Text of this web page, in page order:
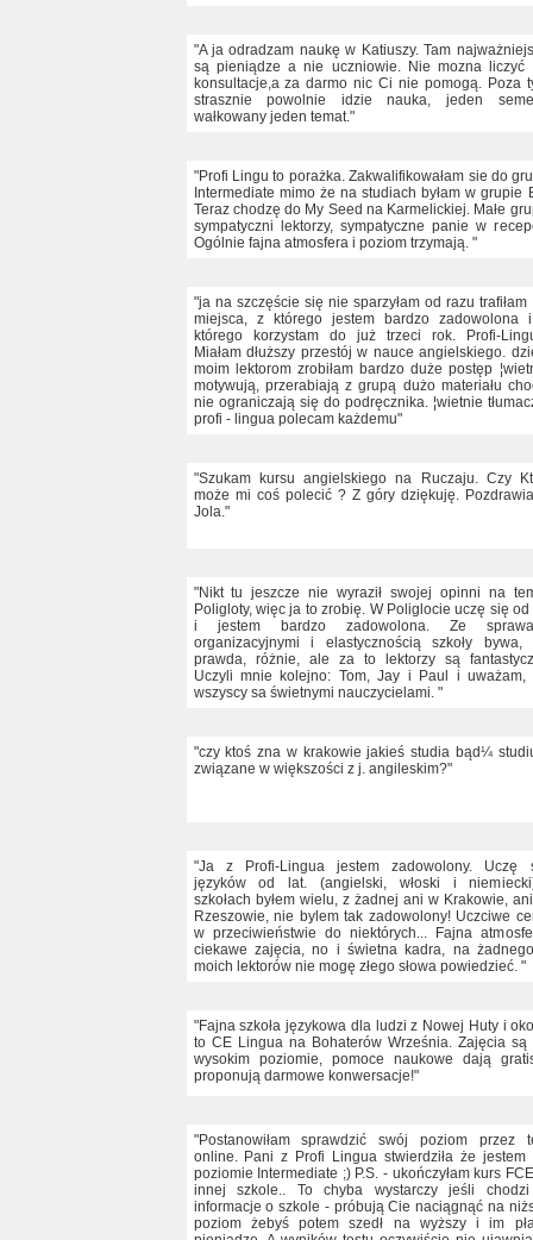
"A ja odradzam naukę w Katiuszy. Tam
są pieniądze a nie uczniowie. Nie mozna liczyć
konsultacje,a za darmo nic Ci nie pomogą. Poza
strasznie powolnie idzie nauka, jeden
wałkowany jeden temat."
"Profi Lingu to porażka. Zakwalifikowałam sie do
Intermediate mimo że na studiach byłam w grupie
Teraz chodzę do My Seed na Karmelickiej. Małe
sympatyczni lektorzy, sympatyczne panie w
Ogólnie fajna atmosfera i poziom trzymają. "
"ja na szczęście się nie sparzyłam od razu trafiłam
miejsca, z którego jestem bardzo zadowolona
którego korzystam do już trzeci rok. Profi-
Miałam dłuższy przestój w nauce angielskiego.
moim lektorom zrobiłam bardzo duże postęp
motywują, przerabiają z grupą dużo materiału
nie ograniczają się do podręcznika. ¦wietnie
profi - lingua polecam każdemu"
"Szukam kursu angielskiego na Ruczaju. Czy
może mi coś polecić ? Z góry dziękuję.
Jola."
"Nikt tu jeszcze nie wyraził swojej opinni na
Poligloty, więc ja to zrobię. W Poliglocie uczę się od
i jestem bardzo zadowolona. Ze
organizacyjnymi i elastycznością szkoły bywa,
prawda, różnie, ale za to lektorzy są
Uczyli mnie kolejno: Tom, Jay i Paul i uważam,
wszyscy sa świetnymi nauczycielami. "
"czy ktoś zna w krakowie jakieś studia bąd¼
związane w większości z j. angileskim?"
"Ja z Profi-Lingua jestem zadowolony. Uczę
języków od lat. (angielski, włoski i
szkołach byłem wielu, z żadnej ani w Krakowie,
Rzeszowie, nie bylem tak zadowolony! Uczciwe
w przeciwieństwie do niektórych... Fajna
ciekawe zajęcia, no i świetna kadra, na
moich lektorów nie mogę złego słowa powiedzieć. "
"Fajna szkoła językowa dla ludzi z Nowej Huty i
to CE Lingua na Bohaterów Września. Zajęcia są
wysokim poziomie, pomoce naukowe dają
proponują darmowe konwersacje!"
"Postanowiłam sprawdzić swój poziom przez
online. Pani z Profi Lingua stwierdziła że jestem
poziomie Intermediate ;) P.S. - ukończyłam kurs
innej szkole.. To chyba wystarczy jeśli
informacje o szkole - próbują Cie naciągnąć na
poziom żebyś potem szedł na wyższy i im